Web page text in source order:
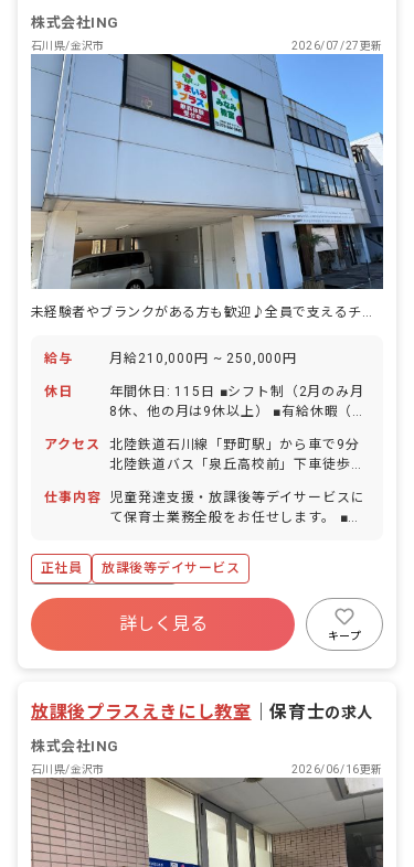
株式会社ING
石川県/金沢市 2026/07/27更新
未経験者やブランクがある方も歓迎♪全員で支えるチーム支援をしています！
給与 月給210,000円 ~ 250,000円
休日
年間休日: 115日 ■シフト制（2月のみ月
8休、他の月は9休以上） ■有給休暇（取
末年始休暇 ■夏季休暇 ■ゴールデンウィ
ーク ■慶弔休暇 ■産前産後・育児休暇
（取得率100%・復帰率100％） ■介護休
暇 ■看護休暇
アクセス
北陸鉄道石川線「野町駅」から車で9分
北陸鉄道バス「泉丘高校前」下車徒歩2
仕事内容
児童発達支援・放課後等デイサービスに
て保育士業務全般をお任せします。 ■具
様を対象としたサポート ・運動、勉強、
ソーシャルスキルの訓練およびサポート
など
正社員
放課後等デイサービス
ボーナス・賞与あり
寮・住宅・家賃補助あり
社会保険完備
詳しく見る
キープ
放課後プラスえきにし教室 ｜保育士の求人
株式会社ING
石川県/金沢市 2026/06/16更新